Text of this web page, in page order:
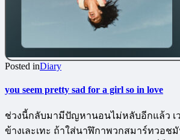
Posted inDiary
you seem pretty sad for a girl so in love
ช่วงนี้กลับมามีปัญหานอนไม่หลับอีกแล้ว
ข้างเละเทะ ถ้าใส่นาฬิกาพวกสมาร์ทวอช